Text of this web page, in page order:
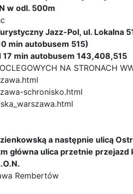
w odl. 500m
Jazz-Pol, ul. Lokalna
min autobusem 515)
17 min autobusem 143,408,515
NA STRONACH
schronisko.html
a następnie ulicą
główna ulica przetnie
Rembertów